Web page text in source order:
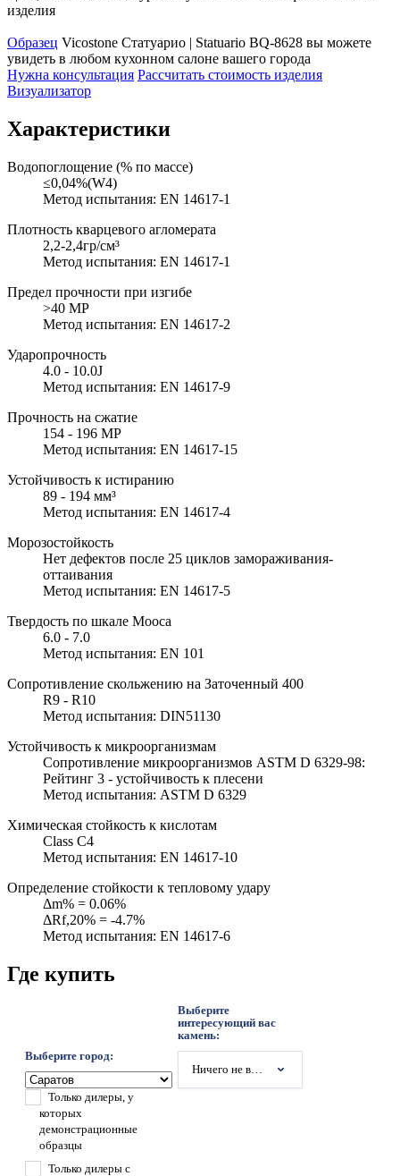
изделия
Образец Vicostone Статуарио | Statuario BQ-8628 вы можете
увидеть в любом кухонном салоне вашего города
Нужна консультация Рассчитать стоимость изделия
Визуализатор
Характеристики
Водопоглощение (% по массе)
≤0,04%(W4)
Метод испытания: EN 14617-1
Плотность кварцевого агломерата
2,2-2,4гр/см³
Метод испытания: EN 14617-1
Предел прочности при изгибе
>40 MP
Метод испытания: EN 14617-2
Ударопрочность
4.0 - 10.0J
Метод испытания: EN 14617-9
Прочность на сжатие
154 - 196 MP
Метод испытания: EN 14617-15
Устойчивость к истиранию
89 - 194 мм³
Метод испытания: EN 14617-4
Морозостойкость
Нет дефектов после 25 циклов замораживания-
оттаивания
Метод испытания: EN 14617-5
Твердость по шкале Мооса
6.0 - 7.0
Метод испытания: EN 101
Сопротивление скольжению на Заточенный 400
R9 - R10
Метод испытания: DIN51130
Устойчивость к микроорганизмам
Сопротивление микроорганизмов ASTM D 6329-98:
Рейтинг 3 - устойчивость к плесени
Метод испытания: ASTM D 6329
Химическая стойкость к кислотам
Class C4
Метод испытания: EN 14617-10
Определение стойкости к тепловому удару
Δm% = 0.06%
ΔRf,20% = -4.7%
Метод испытания: EN 14617-6
Где купить
Выберите город:
Выберите
интересующий вас
камень:
Ничего не выбрано
Только дилеры, у
которых
демонстрационные
образцы
Только дилеры с